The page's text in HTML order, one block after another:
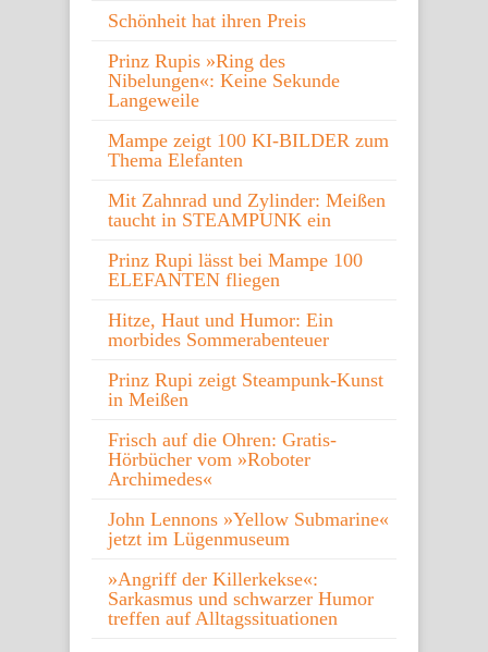
Schönheit hat ihren Preis
Prinz Rupis »Ring des
Nibelungen«: Keine Sekunde
Langeweile
Mampe zeigt 100 KI-BILDER zum
Thema Elefanten
Mit Zahnrad und Zylinder: Meißen
taucht in STEAMPUNK ein
Prinz Rupi lässt bei Mampe 100
ELEFANTEN fliegen
Hitze, Haut und Humor: Ein
morbides Sommerabenteuer
Prinz Rupi zeigt Steampunk-Kunst
in Meißen
Frisch auf die Ohren: Gratis-
Hörbücher vom »Roboter
Archimedes«
John Lennons »Yellow Submarine«
jetzt im Lügenmuseum
»Angriff der Killerkekse«:
Sarkasmus und schwarzer Humor
treffen auf Alltagssituationen